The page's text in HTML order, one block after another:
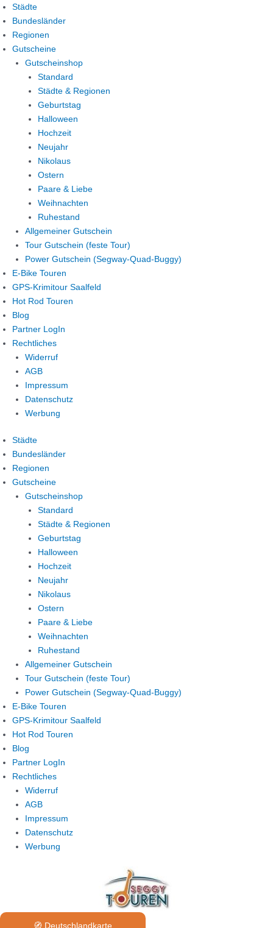
Zum
Inhalt
springen
Städte
Bundesländer
Regionen
Gutscheine
Gutscheinshop
Standard
Städte & Regionen
Geburtstag
Halloween
Hochzeit
Neujahr
Nikolaus
Ostern
Paare & Liebe
Weihnachten
Ruhestand
Allgemeiner Gutschein
Tour Gutschein (feste Tour)
Power Gutschein (Segway-Quad-Buggy)
E-Bike Touren
GPS-Krimitour Saalfeld
Hot Rod Touren
Blog
Partner LogIn
Rechtliches
Widerruf
AGB
Impressum
Datenschutz
Werbung
Städte
Bundesländer
Regionen
Gutscheine
Gutscheinshop
Standard
Städte & Regionen
Geburtstag
Halloween
Hochzeit
Neujahr
Nikolaus
Ostern
Paare & Liebe
Weihnachten
Ruhestand
Allgemeiner Gutschein
Tour Gutschein (feste Tour)
Power Gutschein (Segway-Quad-Buggy)
E-Bike Touren
GPS-Krimitour Saalfeld
Hot Rod Touren
Blog
Partner LogIn
Rechtliches
Widerruf
AGB
Impressum
Datenschutz
Werbung
🧭 Deutschlandkarte
Design
21
Menge